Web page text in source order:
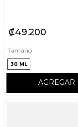
₡49200
Tamaño
30 ML
AGREGAR